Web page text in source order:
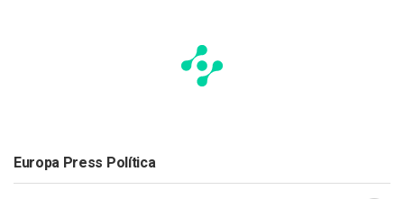
Europa Press Política